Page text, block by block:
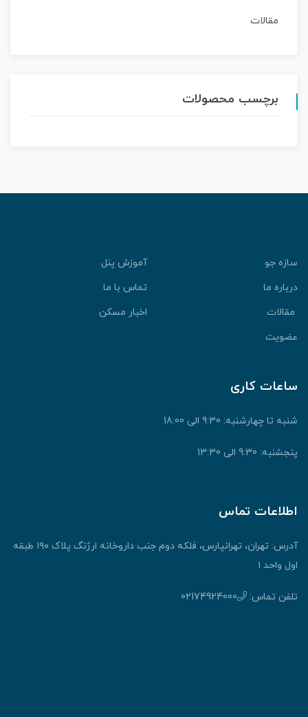
مقالات
برچسب محصولات
سازه جو
آموزش پنل
درباره ما
تماس با ما
مقالات
اخبار مسکن
عضویت
ساعات کاری
شنبه تا چهارشنبه: 9:30 الی 18:00
پنجشنبه: 9:30 الی 13:30
اطلاعات تماس
آدرس: تهران، تهرانپارس، فلکه دوم جنب داروخانه ارژنگ پلاک ۱۹۰ طبقه
اول واحد ۱
تلفن تماس: 02174924000